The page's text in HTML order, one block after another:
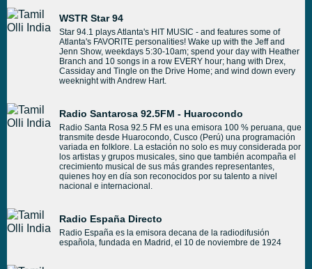
WSTR Star 94
Star 94.1 plays Atlanta's HIT MUSIC - and features some of
Atlanta's FAVORITE personalities! Wake up with the Jeff and
Jenn Show, weekdays 5:30-10am; spend your day with Heather
Branch and 10 songs in a row EVERY hour; hang with Drex,
Cassiday and Tingle on the Drive Home; and wind down every
weeknight with Andrew Hart.
Radio Santarosa 92.5FM - Huarocondo
Radio Santa Rosa 92.5 FM es una emisora 100 % peruana, que
transmite desde Huarocondo, Cusco (Perú) una programación
variada en folklore. La estación no solo es muy considerada por
los artistas y grupos musicales, sino que también acompaña el
crecimiento musical de sus más grandes representantes,
quienes hoy en día son reconocidos por su talento a nivel
nacional e internacional.
Radio España Directo
Radio España es la emisora decana de la radiodifusión
española, fundada en Madrid, el 10 de noviembre de 1924